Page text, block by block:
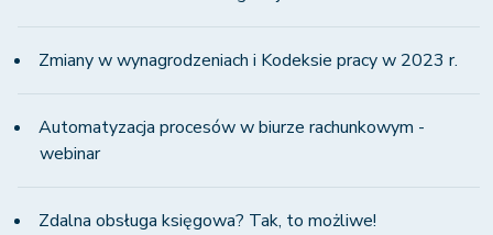
Zmiany w wynagrodzeniach i Kodeksie pracy w 2023 r.
Automatyzacja procesów w biurze rachunkowym -
webinar
Zdalna obsługa księgowa? Tak, to możliwe!